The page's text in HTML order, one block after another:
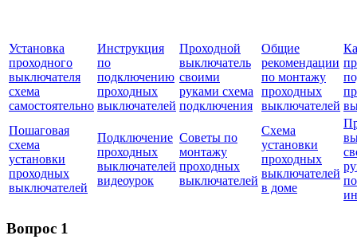
Установка
проходного
выключателя
схема
самостоятельно
Инструкция
по
подключению
проходных
выключателей
Проходной
выключатель
своими
руками схема
подключения
Общие
рекомендации
по монтажу
проходных
выключателей
Пошаговая
схема
установки
проходных
выключателей
Подключение
проходных
выключателей
видеоурок
Советы по
монтажу
проходных
выключателей
Схема
установки
проходных
выключателей
в доме
Вопрос 1